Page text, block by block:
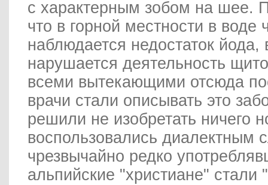
с характерным зобом на шее.
что в горной местности в воде
наблюдается недостаток йода,
нарушается деятельность
всеми вытекающими отсюда
врачи стали описывать это
решили не изобретать ничего
воспользовались диалектным
чрезвычайно редко
альпийские "христиане"